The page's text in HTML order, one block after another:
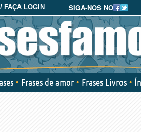
SIGA-NOS NO
FAÇA LOGIN
Frases de amor Frases Livros